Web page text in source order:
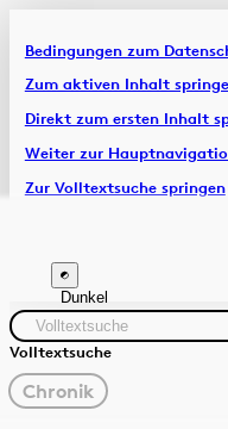
Bedingungen zum
Zum aktiven Inhalt
Direkt zum ersten Inhalt
Weiter zur
Zur Volltextsuche springen
Dunkel
Volltextsuche
gewählter
Filter
Chronik